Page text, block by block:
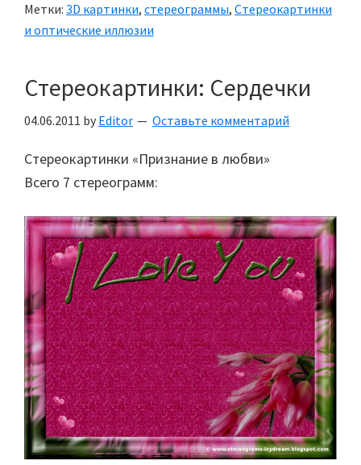
Животные
Метки: 3D картинки, стереограммы, Стереокартинки
и оптические иллюзии
Стереокартинки: Сердечки
04.06.2011 by Editor Оставьте комментарий
Стереокартинки «Признание в любви»
Всего 7 стереограмм: